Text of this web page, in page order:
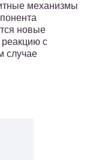
механизмы
новые
реакцию с
случае